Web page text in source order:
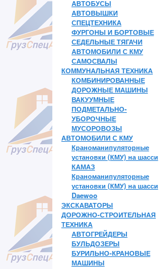
АВТОБУСЫ
АВТОВЫШКИ
СПЕЦТЕХНИКА
ФУРГОНЫ И БОРТОВЫЕ
СЕДЕЛЬНЫЕ ТЯГАЧИ
АВТОМОБИЛИ С КМУ
САМОСВАЛЫ
КОММУНАЛЬНАЯ ТЕХНИКА
КОМБИНИРОВАННЫЕ
ДОРОЖНЫЕ МАШИНЫ
ВАКУУМНЫЕ
ПОДМЕТАЛЬНО-
УБОРОЧНЫЕ
МУСОРОВОЗЫ
АВТОМОБИЛИ С КМУ
Краноманипуляторные
установки (КМУ) на шасси
КАМАЗ
Краноманипуляторные
установки (КМУ) на шасси
Daewoo
ЭКСКАВАТОРЫ
ДОРОЖНО-СТРОИТЕЛЬНАЯ
ТЕХНИКА
АВТОГРЕЙДЕРЫ
БУЛЬДОЗЕРЫ
БУРИЛЬНО-КРАНОВЫЕ
МАШИНЫ